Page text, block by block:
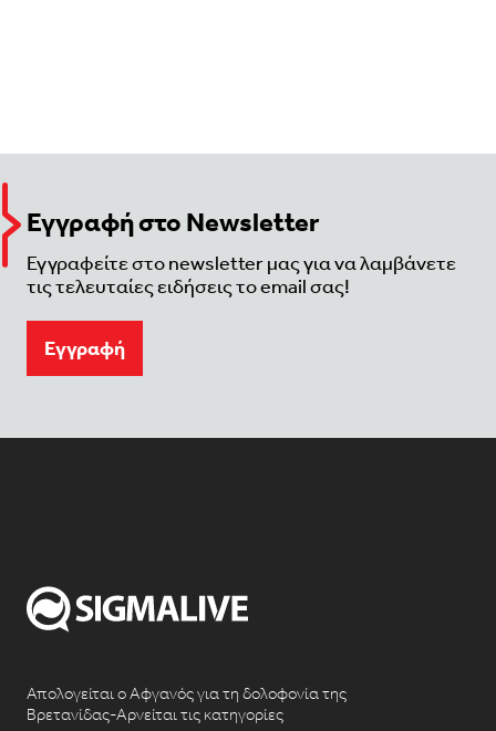
Εγγραφή στο Newsletter
Εγγραφείτε στο newsletter μας για να λαμβάνετε
τις τελευταίες ειδήσεις το email σας!
Eγγραφή
Απολογείται ο Αφγανός για τη δολοφονία της
Βρετανίδας-Αρνείται τις κατηγορίες